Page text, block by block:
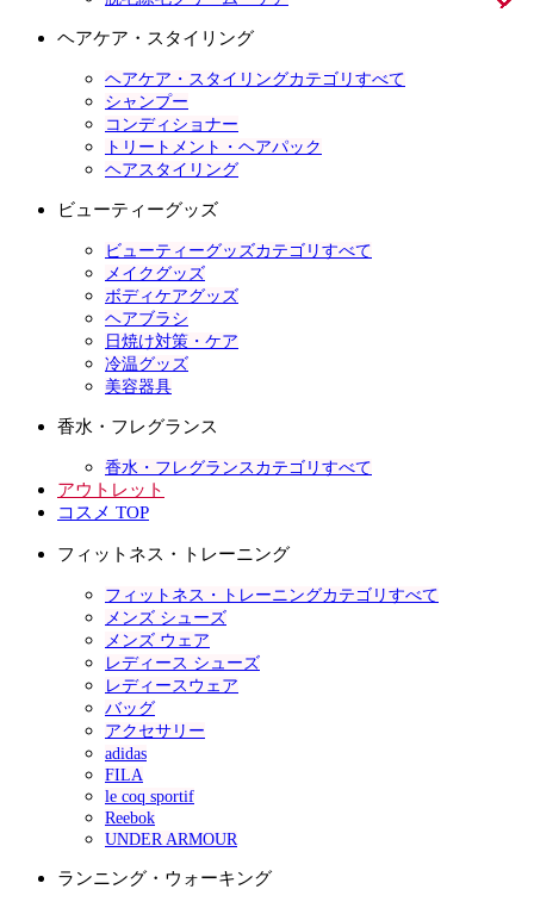
ヘアケア・スタイリング
ヘアケア・スタイリングカテゴリすべて
シャンプー
コンディショナー
トリートメント・ヘアパック
ヘアスタイリング
ビューティーグッズ
ビューティーグッズカテゴリすべて
メイクグッズ
ボディケアグッズ
ヘアブラシ
日焼け対策・ケア
冷温グッズ
美容器具
香水・フレグランス
香水・フレグランスカテゴリすべて
アウトレット
コスメ TOP
フィットネス・トレーニング
フィットネス・トレーニングカテゴリすべて
メンズ シューズ
メンズ ウェア
レディース シューズ
レディースウェア
バッグ
アクセサリー
adidas
FILA
le coq sportif
Reebok
UNDER ARMOUR
ランニング・ウォーキング